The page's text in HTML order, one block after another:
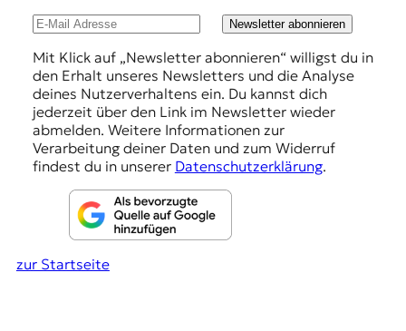
Newsletter abonnieren
Mit Klick auf „Newsletter abonnieren“ willigst du in
den Erhalt unseres Newsletters und die Analyse
deines Nutzerverhaltens ein. Du kannst dich
jederzeit über den Link im Newsletter wieder
abmelden. Weitere Informationen zur
Verarbeitung deiner Daten und zum Widerruf
findest du in unserer Datenschutzerklärung.
zur Startseite